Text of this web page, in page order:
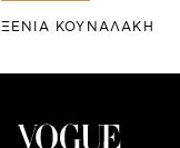
ΞΕΝΙΑ ΚΟΥΝΑΛΑΚΗ